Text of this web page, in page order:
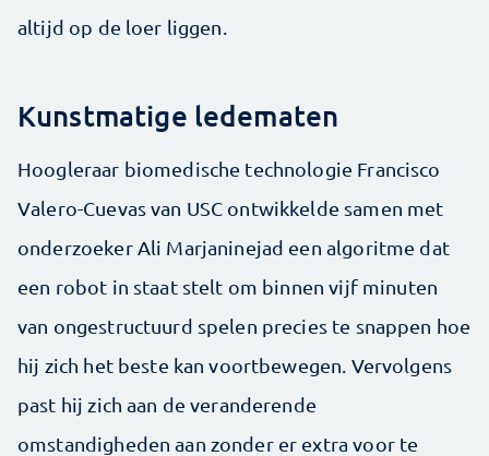
altijd op de loer liggen.
Kunstmatige ledematen
Hoogleraar biomedische technologie Francisco
Valero-Cuevas van USC ontwikkelde samen met
onderzoeker Ali Marjaninejad een algoritme dat
een robot in staat stelt om binnen vijf minuten
van ongestructuurd spelen precies te snappen hoe
hij zich het beste kan voortbewegen. Vervolgens
past hij zich aan de veranderende
omstandigheden aan zonder er extra voor te